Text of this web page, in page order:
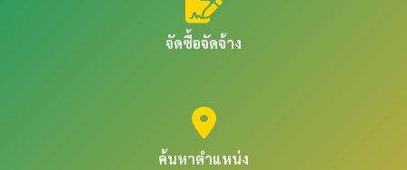
จัดซื้อจัดจ้าง
ค้นหาตำแหน่ง